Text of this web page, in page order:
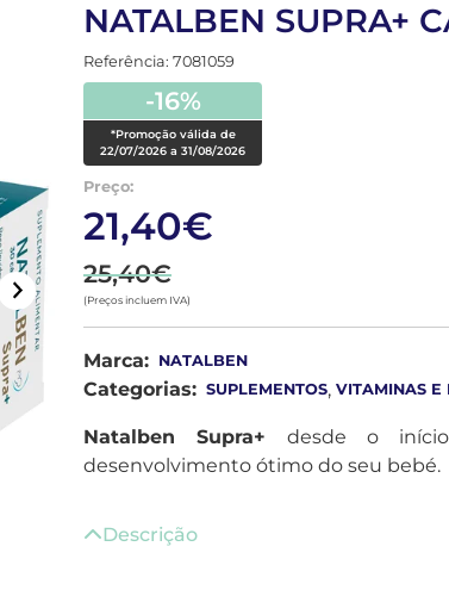
NATALBEN SUPRA+
Referência: 7081059
-16%
*Promoção válida de
22/07/2026 a 31/08/2026
Preço:
21,40€
25,40€
(Preços incluem IVA)
Marca: NATALBEN
Categorias: SUPLEMENTOS, VITAMINAS E
Natalben Supra+ desde o
desenvolvimento ótimo do seu bebé.
Descrição